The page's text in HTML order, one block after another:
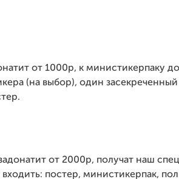
от 1000р, к министикерпаку
(на выбор), один
от 2000р, получат наш
входить: постер, министикерпак,